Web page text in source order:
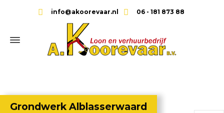
info@akoorevaar.nl 06 - 181 873 88
Grondwerk Alblasserwaard